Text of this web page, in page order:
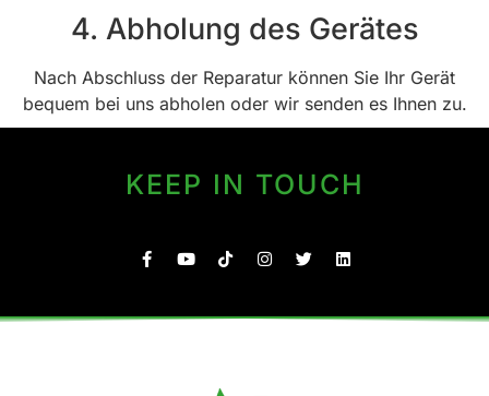
4. Abholung des Gerätes
Nach Abschluss der Reparatur können Sie Ihr Gerät
bequem bei uns abholen oder wir senden es Ihnen zu.
KEEP IN TOUCH